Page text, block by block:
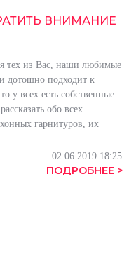
ВНИМАНИЕ
тех из Вас, наши любимые
дотошно подходит к
у всех есть собственные
обо всех
гарнитуров, их
02.06.2019 18:25
ПОДРОБНЕЕ >